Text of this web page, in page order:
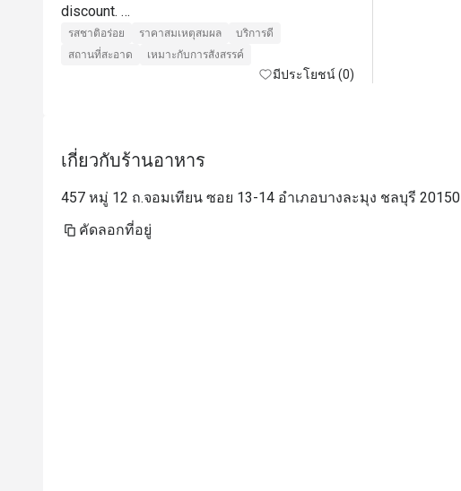
discount.
Без преувеличения скажу, это — один из
лучших ресторанов японской кухни, что я
— ядерная война прямо во рту. Рамен тоже
приходить и без скидок
รสชาติอร่อย ราคาสมเหตุสมผล
บริการดี
สถานที่สะอาด
เหมาะกับการสังสรรค์
มีประโยชน์ (0)
เกี่ยวกับร้านอาหาร
457 หมู่ 12 ถ.จอมเทียน ซอย 13-14 อำเภอบางละมุง ชลบุรี
คัดลอกที่อยู่